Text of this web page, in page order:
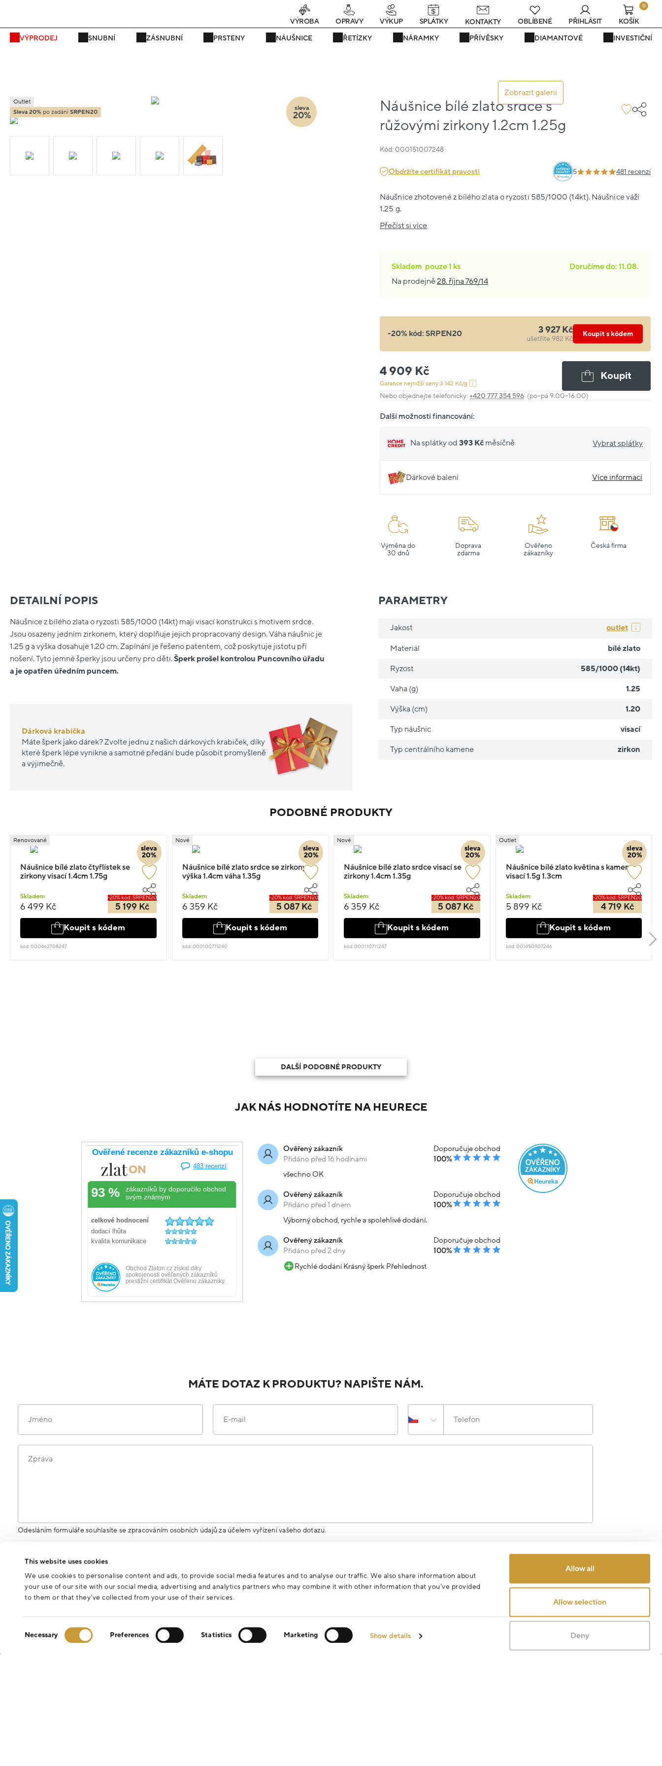
This website uses cookies
We use cookies to personalise content and ads, to provide social media features and to analyse our traffic. We also share information about
your use of our site with our social media, advertising and analytics partners who may combine it with other information that you’ve provided
to them or that they’ve collected from your use of their services.
Necessary Preferences Statistics Marketing Show details
Allow all
Allow selection
Deny
Právě teď! - 20 % na vše! Kód: SRPEN20 24 dní : 12h : 48m : 42s
VÝPRODEJ SNUBNÍ ZÁSNUBNÍ PRSTENY NÁUŠNICE ŘETÍZKY NÁRAMKY PŘÍVĚSKY DIAMANTOVÉ INVESTIČNÍ
VÝROBA OPRAVY VÝKUP SPLÁTKY KONTAKTY OBLÍBENÉ PŘIHLÁSIT
0
KOŠÍK
Zobrazit galerii
Náušnice bílé zlato srdce s
růžovými zirkony 1.2cm 1.25g
Kód: 000151007248
Outlet
Sleva 20% po zadání SRPEN20
sleva
20%
Obdržíte certifikát pravosti 5 481 recenzí
Náušnice zhotovené z bílého zlata o ryzosti 585/1000 (14kt). Náušnice váží
1.25 g.
Přečíst si více
Skladem pouze1 ks
Doručíme do: 11.08.
Na prodejně28. října 769/14
-20% kód:SRPEN20 3 927 Kč
ušetříte 982 Kč
Koupit s kódem
4 909 Kč
Garance nejnižší ceny:3 142 Kč/g
Koupit
Nebo objednejte telefonicky:+420 777 354 596 (po–pá 9:00–16:00)
Další možnosti financování:
Na splátky od393 Kč měsíčně Vybrat splátky
Dárkové balení Více informací
Výměna do
30 dnů
Doprava
zdarma
Ověřeno
zákazníky
Česká firma
DETAILNÍ POPIS
Náušnice z bílého zlata o ryzosti 585/1000 (14kt) mají visací konstrukci s motivem srdce.
Jsou osazeny jedním zirkonem, který doplňuje jejich propracovaný design. Váha náušnic je
1.25 g a výška dosahuje 1.20 cm. Zapínání je řešeno patentem, což poskytuje jistotu při
nošení. Tyto jemné šperky jsou určeny pro děti.Šperk prošel kontrolou Puncovního úřadu
a je opatřen úředním puncem.
Dárková krabička
Máte šperk jako dárek? Zvolte jednu z našich dárkových krabiček, díky
které šperk lépe vynikne a samotné předání bude působit promyšleně
a výjimečně.
PARAMETRY
Jakost outlet
Materiál bílé zlato
Ryzost 585/1000 (14kt)
Vaha (g) 1.25
Výška (cm) 1.20
Typ náušnic visací
Typ centrálního kamene zirkon
PODOBNÉ PRODUKTY
sleva
20%
Renovované
Náušnice bílé zlato čtyřlístek se
zirkony visací 1.4cm 1.75g
Skladem
6 499 Kč
-20% kód: SRPEN20
5 199 Kč
Koupit s kódem
kód: 000462708247
sleva
20%
Nové
Náušnice bílé zlato srdce se zirkony
výška 1.4cm váha 1.35g
Skladem
6 359 Kč
-20% kód: SRPEN20
5 087 Kč
Koupit s kódem
kód: 000100711240
sleva
20%
Nové
Náušnice bílé zlato srdce visací se
zirkony 1.4cm 1.35g
Skladem
6 359 Kč
-20% kód: SRPEN20
5 087 Kč
Koupit s kódem
kód: 000110711247
sleva
20%
Outlet
Náušnice bílé zlato květina s kamenem
visací 1.5g 1.3cm
Skladem
5 899 Kč
-20% kód: SRPEN20
4 719 Kč
Koupit s kódem
kód: 001450907246
DALŠÍ PODOBNÉ PRODUKTY
JAK NÁS HODNOTÍTE NA HEURECE
Ověřený zákazník
Přidáno před 16 hodinami
Doporučuje obchod
100%
všechno OK
Ověřený zákazník
Přidáno před 1 dnem
Doporučuje obchod
100%
Výborný obchod, rychle a spolehlivě dodání.
Ověřený zákazník
Přidáno před 2 dny
Doporučuje obchod
100%
Rychlé dodání Krásný šperk Přehlednost
MÁTE DOTAZ K PRODUKTU? NAPIŠTE NÁM.
Jméno E-mail Telefon
Zpráva
Odesláním formuláře souhlasíte se zpracováním osobních údajů za účelem vyřízení vašeho dotazu.
Odeslat